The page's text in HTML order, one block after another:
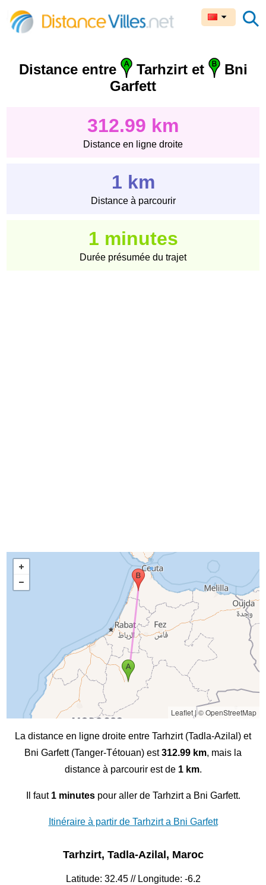
Distance entre Tarhzirt et
Bni
Garfett
312.99 km
Distance en ligne droite
1 km
Distance à parcourir
1 minutes
Durée présumée du trajet
Leaflet|© OpenStreetMap
La distance en ligne droite entre Tarhzirt (Tadla-Azilal) et
Bni Garfett (Tanger-Tétouan) est312.99 km, mais la
distance à parcourir est de 1 km.
Il faut 1 minutespour aller de Tarhzirt a Bni Garfett.
Itinéraire à partir de Tarhzirt a Bni Garfett
Tarhzirt, Tadla-Azilal, Maroc
Latitude: 32.45 // Longitude: -6.2